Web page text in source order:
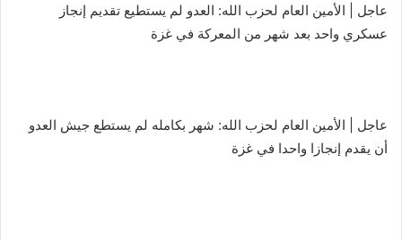
عاجل | الأمين العام لحزب الله: العدو لم يستطيع تقديم إنجاز
عسكري واحد بعد شهر من المعركة في غزة
عاجل | الأمين العام لحزب الله: شهر بكامله لم يستطع جيش العدو
أن يقدم إنجازا واحدا في غزة